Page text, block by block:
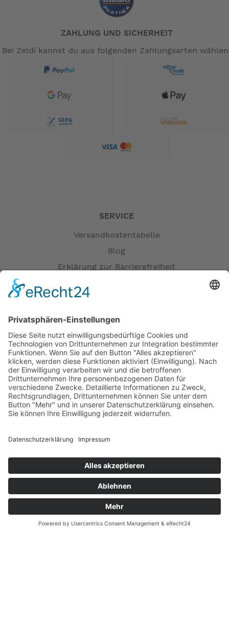
ZAHLUNG UND SICHERHEIT
Bei Zeldi kannst du aus folgenden Zahlungsarten
SERVICE
Versandkostentabelle
Blog
Erklärung zur Barrierefreiheit
Versandpartner
Zahlung und Versand
Öffnungszeiten
Verfügbarkeit
Größenrechner (Umlaufmaß)
Datenschutz
Fernabsatz
Widerrufsrecht
Widerrufsrecht bei Reparaturen
Kontakt
Ergänzende Allgemeine Geschäftsbedingungen zum
easyCredit-Ratenkauf
Garantiefall